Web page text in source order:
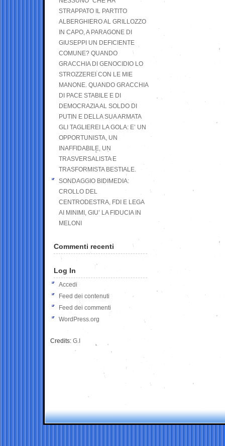
STRAPPATO IL PARTITO
ALBERGHIERO AL GRILLOZZO
IN CAPO, A PARAGONE DI
GIUSEPPI UN DEFICIENTE
COMUNE? QUANDO
GRACCHIA DI GENOCIDIO LO
STROZZEREI CON LE MIE
MANONE. QUANDO GRACCHIA
DI PACE STABILE E DI
DEMOCRAZIA AL SOLDO DI
PUTIN E DELLA SUA ARMATA
GLI TAGLIEREI LA GOLA: E’ UN
OPPORTUNISTA, UN
INAFFIDABILE, UN
TRASVERSALISTA E
TRASFORMISTA BESTIALE.
SONDAGGIO BIDIMEDIA:
CROLLO DEL
CENTRODESTRA, FDI E LEGA
AI MINIMI, GIU’ LA FIDUCIA IN
MELONI
Commenti recenti
Log In
Accedi
Feed dei contenuti
Feed dei commenti
WordPress.org
Credits: G.I